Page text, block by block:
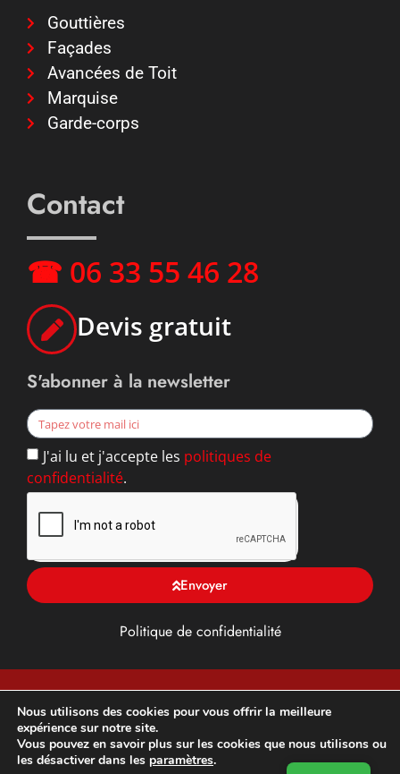
Gouttières
Façades
Avancées de Toit
Marquise
Garde-corps
Contact
☎ 06 33 55 46 28
Devis gratuit
S'abonner à la newsletter
J'ai lu et j'accepte les politiques de
confidentialité.
Envoyer
Politique de confidentialité
TFG ALU, Toiture, façade et Gouttière en Yvelines (78),
franchisé DAL’ALU –Développement et optimisation SEO
parDM3 Marketing Digital
Nous utilisons des cookies pour vous offrir la meilleure
expérience sur notre site.
Vous pouvez en savoir plus sur les cookies que nous utilisons ou
les désactiver dans les paramètres.